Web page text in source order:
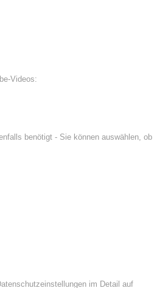
Videos:
benötigt - Sie können auswählen, ob
im Detail auf